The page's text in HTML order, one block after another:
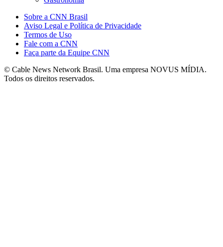
Sobre a CNN Brasil
Aviso Legal e Política de Privacidade
Termos de Uso
Fale com a CNN
Faça parte da Equipe CNN
© Cable News Network Brasil. Uma empresa NOVUS MÍDIA.
Todos os direitos reservados.